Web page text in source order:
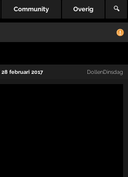
Community Overig 🔍
28 februari 2017 DollenDinsdag